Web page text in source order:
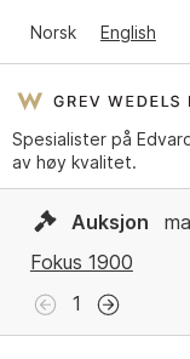
Norsk English
Spesialister på
av høy kvalitet.
Auksjon
Fokus 1900
1